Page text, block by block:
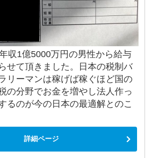
収1億5000万円の男性から給与
せて頂きました。日本の税制バ
リーマンは稼げば稼ぐほど国の
の分野でお金を増やし法人作っ
るのが今の日本の最適解とのこ
詳細ページ